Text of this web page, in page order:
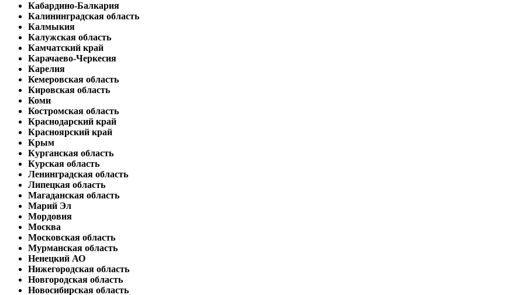
Кабардино-Балкария
Калининградская область
Калмыкия
Калужская область
Камчатский край
Карачаево-Черкесия
Карелия
Кемеровская область
Кировская область
Коми
Костромская область
Краснодарский край
Красноярский край
Крым
Курганская область
Курская область
Ленинградская область
Липецкая область
Магаданская область
Марий Эл
Мордовия
Москва
Московская область
Мурманская область
Ненецкий АО
Нижегородская область
Новгородская область
Новосибирская область